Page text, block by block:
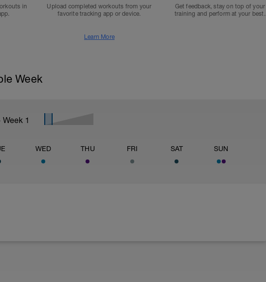
in
Upload completed workouts from your
favorite tracking app or device.
Get feedback, stay on top of your
training and perform at your best.
Learn More
Week
Week 1
WED THU FRI SAT SUN